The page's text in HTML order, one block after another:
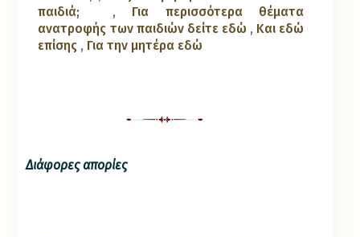
παιδιά; , Για περισσότερα θέματα
ανατροφής των παιδιών δείτε εδώ , Και εδώ
επίσης , Για την μητέρα εδώ
Διάφορες απορίες